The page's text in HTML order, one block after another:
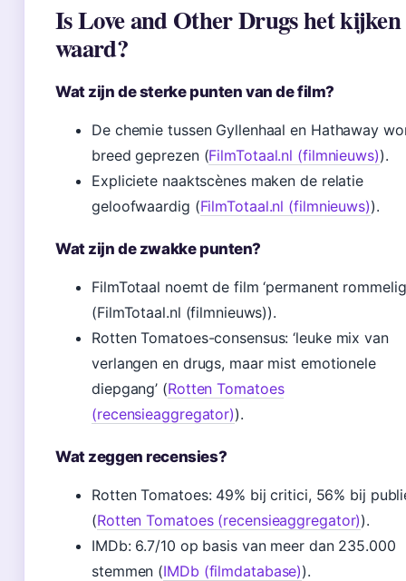
Is Love and Other Drugs het kijken
waard?
Wat zijn de sterke punten van de film?
De chemie tussen Gyllenhaal en Hathaway
breed geprezen (FilmTotaal.nl (filmnieuws)).
Expliciete naaktscènes maken de relatie
geloofwaardig (FilmTotaal.nl (filmnieuws)).
Wat zijn de zwakke punten?
FilmTotaal noemt de film ‘permanent
(FilmTotaal.nl (filmnieuws)).
Rotten Tomatoes-consensus: ‘leuke mix van
verlangen en drugs, maar mist emotionele
diepgang’ (Rotten Tomatoes
(recensieaggregator)).
Wat zeggen recensies?
Rotten Tomatoes: 49% bij critici, 56% bij
(Rotten Tomatoes (recensieaggregator)).
IMDb: 6.7/10 op basis van meer dan 235.000
stemmen (IMDb (filmdatabase)).